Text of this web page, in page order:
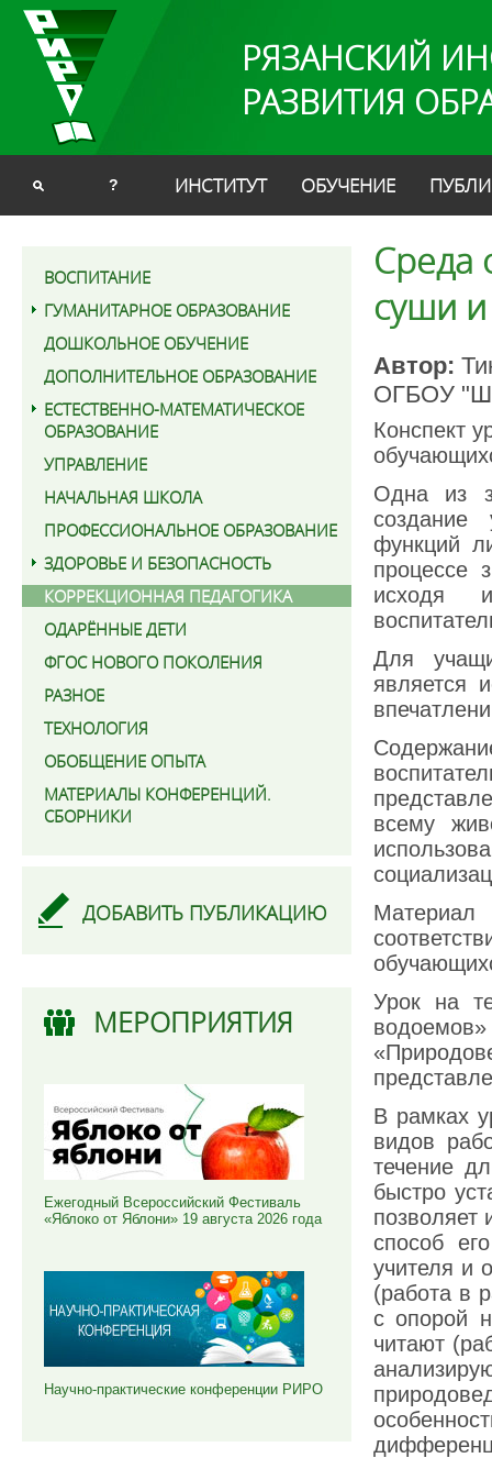
РЯЗАНСКИЙ
РАЗВИТИЯ
? ИНСТИТУТ ОБУЧЕНИЕ
ВОСПИТАНИЕ
ГУМАНИТАРНОЕ ОБРАЗОВАНИЕ
ДОШКОЛЬНОЕ ОБУЧЕНИЕ
ДОПОЛНИТЕЛЬНОЕ ОБРАЗОВАНИЕ
ЕСТЕСТВЕННО-МАТЕМАТИЧЕСКОЕ
ОБРАЗОВАНИЕ
УПРАВЛЕНИЕ
НАЧАЛЬНАЯ ШКОЛА
ПРОФЕССИОНАЛЬНОЕ ОБРАЗОВАНИЕ
ЗДОРОВЬЕ И БЕЗОПАСНОСТЬ
КОРРЕКЦИОННАЯ ПЕДАГОГИКА
ОДАРЁННЫЕ ДЕТИ
ФГОС НОВОГО ПОКОЛЕНИЯ
РАЗНОЕ
ТЕХНОЛОГИЯ
ОБОБЩЕНИЕ ОПЫТА
МАТЕРИАЛЫ КОНФЕРЕНЦИЙ.
СБОРНИКИ
ДОБАВИТЬ ПУБЛИКАЦИЮ
МЕРОПРИЯТИЯ
Ежегодный Всероссийский Фестиваль
«Яблоко от Яблони» 19 августа 2026 года
Научно-практические конференции РИРО
Среда
суши
Автор:
ОГБОУ
Конспект
Одна из
создание
функций
процессе
исходя
Для
является
всему
Урок на
В рамках
видов
течение
быстро
позволяет
способ
учителя и
(работа в
с опорой
читают